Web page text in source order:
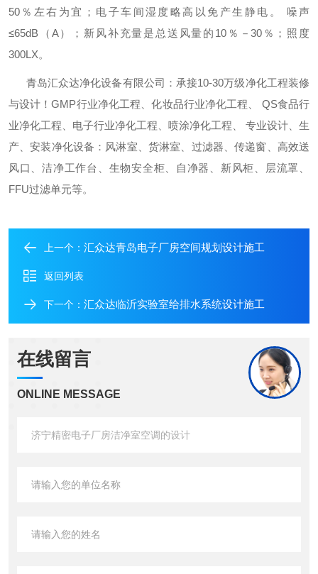
50％左右为宜；电子车间湿度略高以免产生静电。 噪声
≤65dB（A）；新风补充量是总送风量的10％－30％；照度
300LX。
青岛汇众达净化设备有限公司：承接10-30万级净化工程装修
与设计！GMP行业净化工程、化妆品行业净化工程、 QS食品行
业净化工程、电子行业净化工程、喷涂净化工程、 专业设计、生
产、安装净化设备：风淋室、货淋室、过滤器、传递窗、高效送
风口、洁净工作台、生物安全柜、自净器、新风柜、层流罩、
FFU过滤单元等。
上一个： 汇众达青岛电子厂房空间规划设计施工
返回列表
下一个： 汇众达临沂实验室给排水系统设计施工
在线留言
ONLINE MESSAGE